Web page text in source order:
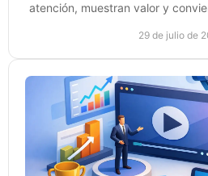
atención, muestran valor y
29 de julio de